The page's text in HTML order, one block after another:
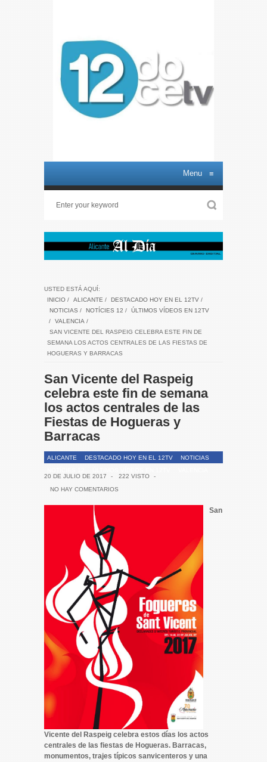
Menu ≡
USTED ESTÁ AQUÍ:
INICIO / ALICANTE / DESTACADO HOY EN EL 12TV /
NOTICIAS / NOTÍCIES 12 /
ÚLTIMOS VÍDEOS EN 12TV
/
VALENCIA /
SAN VICENTE DEL RASPEIG CELEBRA ESTE FIN DE
SEMANA LOS ACTOS CENTRALES DE LAS FIESTAS DE
HOGUERAS Y BARRACAS
San Vicente del Raspeig
celebra este fin de semana
los actos centrales de las
Fiestas de Hogueras y
Barracas
ALICANTE DESTACADO HOY EN EL 12TV
NOTICIAS
20 DE JULIO DE 2017
- 222 VISTO
-
NO HAY COMENTARIOS
San
Vicente del Raspeig celebra estos días los actos
centrales de las fiestas de Hogueras. Barracas,
monumentos, trajes típicos sanvicenteros y una